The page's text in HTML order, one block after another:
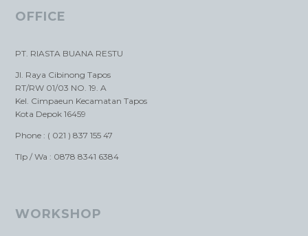
OFFICE
PT. RIASTA BUANA RESTU
Jl. Raya Cibinong Tapos
RT/RW 01/03 NO. 19. A
Kel. Cimpaeun Kecamatan Tapos
Kota Depok 16459
Phone : ( 021 ) 837 155 47
Tlp / Wa : 0878 8341 6384
WORKSHOP